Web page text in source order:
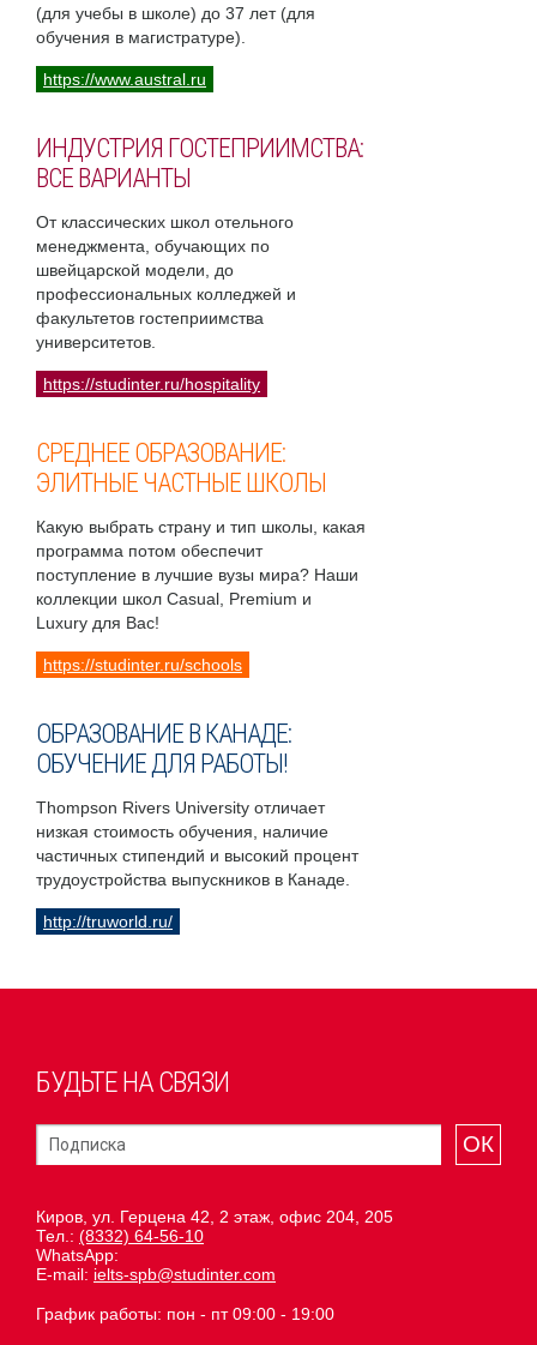
(для учебы в школе) до 37 лет (для
обучения в магистратуре).
https://www.austral.ru
ИНДУСТРИЯ ГОСТЕПРИИМСТВА:
ВСЕ ВАРИАНТЫ
От классических школ отельного
менеджмента, обучающих по
швейцарской модели, до
профессиональных колледжей и
факультетов гостеприимства
университетов.
https://studinter.ru/hospitality
СРЕДНЕЕ ОБРАЗОВАНИЕ:
ЭЛИТНЫЕ ЧАСТНЫЕ ШКОЛЫ
Какую выбрать страну и тип школы, какая
программа потом обеспечит
поступление в лучшие вузы мира? Наши
коллекции школ Casual, Premium и
Luxury для Вас!
https://studinter.ru/schools
ОБРАЗОВАНИЕ В КАНАДЕ:
ОБУЧЕНИЕ ДЛЯ РАБОТЫ!
Thompson Rivers University отличает
низкая стоимость обучения, наличие
частичных стипендий и высокий процент
трудоустройства выпускников в Канаде.
http://truworld.ru/
БУДЬТЕ НА СВЯЗИ
ОК
Киров, ул. Герцена 42, 2 этаж, офис 204, 205
Тел.: (8332) 64-56-10
WhatsApp:
E-mail: ielts-spb@studinter.com
График работы: пон - пт 09:00 - 19:00